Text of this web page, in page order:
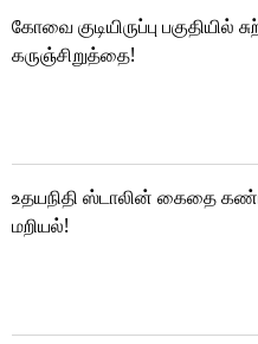
கோவை குடியிருப்பு பகுதியில்
கருஞ்சிறுத்தை!
உதயநிதி ஸ்டாலின் கைதை
மறியல்!